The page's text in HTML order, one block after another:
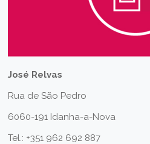
José Relvas
Rua de São Pedro
6060-191 Idanha-a-Nova
Tel.: +351 962 692 887